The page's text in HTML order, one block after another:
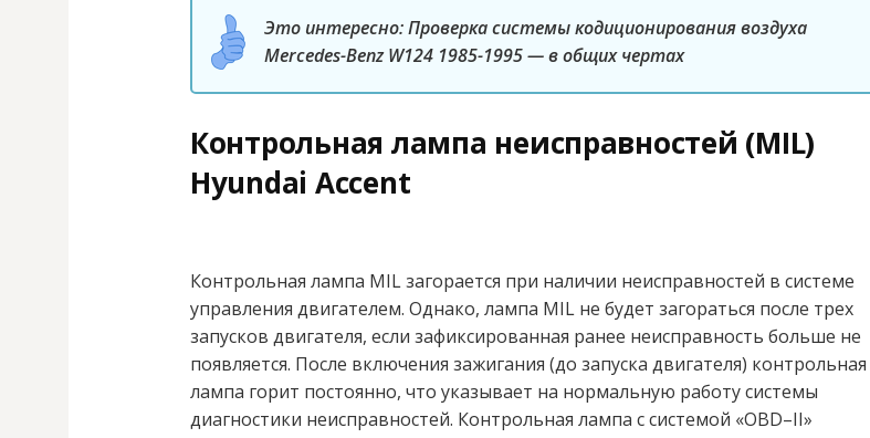
Это интересно: Проверка системы кодиционирования воздуха
Mercedes-Benz W124 1985-1995 — в общих чертах
Контрольная лампа неисправностей (MIL)
Hyundai Accent
Контрольная лампа MIL загорается при наличии неисправностей в системе
управления двигателем. Однако, лампа MIL не будет загораться после трех
запусков двигателя, если зафиксированная ранее неисправность больше не
появляется. После включения зажигания (до запуска двигателя) контрольная
лампа горит постоянно, что указывает на нормальную работу системы
диагностики неисправностей. Контрольная лампа с системой «OBD–II»